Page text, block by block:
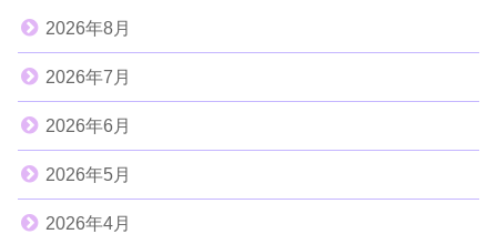
2026年8月
2026年7月
2026年6月
2026年5月
2026年4月